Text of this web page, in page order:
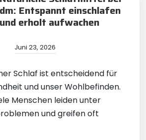
dm: Entspannt einschlafen
und erholt aufwachen
Juni 23, 2026
Schlaf ist entscheidend für
und unser Wohlbefinden.
Menschen leiden unter
und greifen oft